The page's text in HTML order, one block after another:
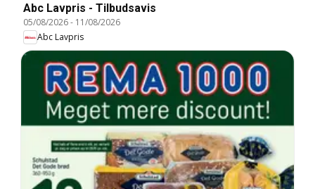
Abc Lavpris - Tilbudsavis
05/08/2026- 11/08/2026
Abc Lavpris